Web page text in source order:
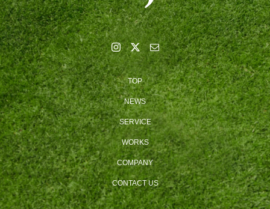
TOP
NEWS
SERVICE
WORKS
COMPANY
CONTACT US